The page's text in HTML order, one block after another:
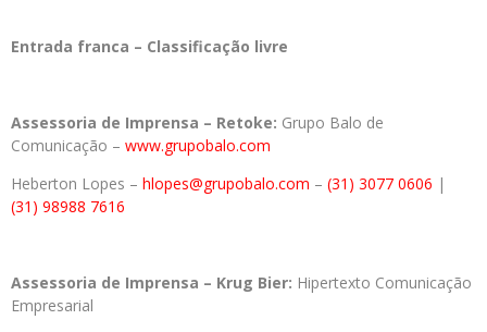
Entrada franca – Classificação livre
Assessoria de Imprensa – Retoke: Grupo Balo de
Comunicação – www.grupobalo.com
Heberton Lopes – hlopes@grupobalo.com – (31) 3077 0606 |
(31) 98988 7616
Assessoria de Imprensa – Krug Bier: Hipertexto Comunicação
Empresarial